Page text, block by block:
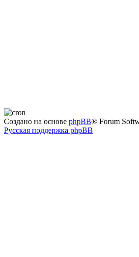
Создано на основе phpBB® Forum
Русская поддержка phpBB